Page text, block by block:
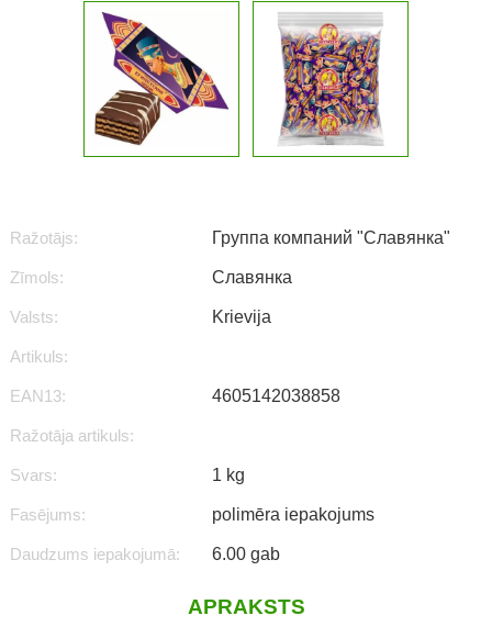
Ražotājs: Группа компаний "Славянка"
Zīmols: Славянка
Valsts: Krievija
Artikuls:
EAN13: 4605142038858
Ražotāja artikuls:
Svars: 1 kg
Fasējums: polimēra iepakojums
Daudzums iepakojumā: 6.00 gab
APRAKSTS